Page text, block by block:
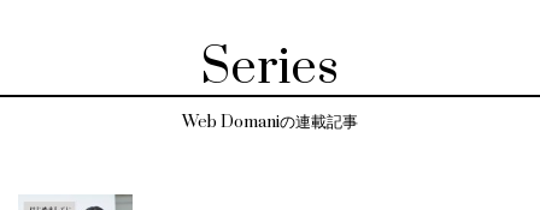
Series
Web Domaniの連載記事